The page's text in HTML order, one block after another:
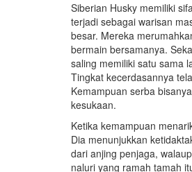
Siberian Husky memiliki
terjadi sebagai warisan
besar. Mereka
bermain bersamanya.
saling memiliki satu sama
Tingkat kecerdasannya
Kemampuan serba
kesukaan.
Ketika kemampuan
Dia menunjukkan
dari anjing penjaga,
naluri yang ramah tamah